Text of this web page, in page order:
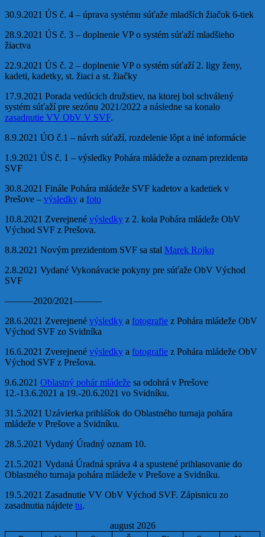
30.9.2021 ÚS č. 4 – úprava systému súťaže mladších žiačok 6-tiek
28.9.2021 ÚS č. 3 – doplnenie VP o systém súťaží mladšieho
žiactva
22.9.2021 ÚS č. 2 – doplnenie VP o systém súťaží 2. ligy ženy,
kadeti, kadetky, st. žiaci a st. žiačky
17.9.2021 Porada vedúcich družstiev, na ktorej bol schválený
systém súťaží pre sezónu 2021/2022 a následne sa konalo
zasadnutie VV ObV V SVF.
8.9.2021 ÚO č.1 – návrh súťaží, rozdelenie lôpt a iné informácie
1.9.2021 ÚS č. 1 – výsledky Pohára mládeže a oznam prezidenta
SVF
30.8.2021 Finále Pohára mládeže SVF kadetov a kadetiek v
Prešove – výsledky a foto
10.8.2021 Zverejnené výsledky z 2. kola Pohára mládeže ObV
Východ SVF z Prešova.
8.8.2021 Novým prezidentom SVF sa stal Marek Rojko
2.8.2021 Vydané Vykonávacie pokyny pre súťaže ObV Východ
SVF
———2020/2021———
28.6.2021 Zverejnené výsledky a fotografie z Pohára mládeže ObV
Východ SVF zo Svidníka
16.6.2021 Zverejnené výsledky a fotografie z Pohára mládeže ObV
Východ SVF z Prešova.
9.6.2021 Oblastný pohár mládeže sa odohrá v Prešove
12.-13.6.2021 a 19.-20.6.2021 vo Svidníku.
31.5.2021 Uzávierka prihlášok do Oblastného turnaja pohára
mládeže v Prešove a Svidníku.
28.5.2021 Vydaný Úradný oznam 10.
21.5.2021 Vydaná Úradná správa 4 a spustené prihlasovanie do
Oblastného turnaja pohára mládeže v Prešove a Svidníku.
19.5.2021 Zasadnutie VV ObV Východ SVF. Zápisnicu zo
zasadnutia nájdete tu.
august 2026